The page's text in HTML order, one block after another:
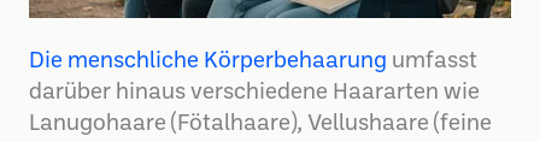
Die menschliche Körperbehaarung umfasst
darüber hinaus verschiedene Haararten wie
Lanugohaare (Fötalhaare), Vellushaare (feine